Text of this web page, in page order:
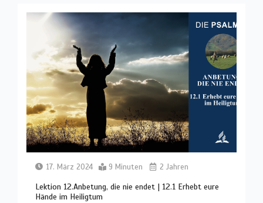
17. März 2024 9 Minuten 2 Jahren
Lektion 12.Anbetung, die nie endet | 12.1 Erhebt eure
Hände im Heiligtum